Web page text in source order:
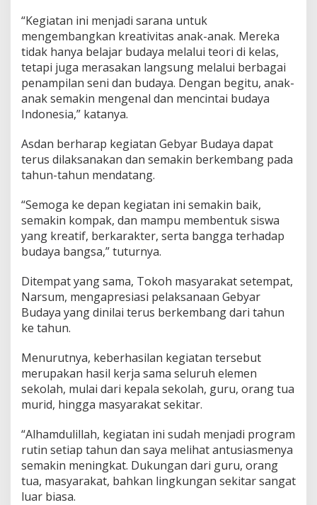
“Kegiatan ini menjadi sarana untuk
mengembangkan kreativitas anak-anak. Mereka
tidak hanya belajar budaya melalui teori di kelas,
tetapi juga merasakan langsung melalui berbagai
penampilan seni dan budaya. Dengan begitu, anak-
anak semakin mengenal dan mencintai budaya
Indonesia,” katanya.
Asdan berharap kegiatan Gebyar Budaya dapat
terus dilaksanakan dan semakin berkembang pada
tahun-tahun mendatang.
“Semoga ke depan kegiatan ini semakin baik,
semakin kompak, dan mampu membentuk siswa
yang kreatif, berkarakter, serta bangga terhadap
budaya bangsa,” tuturnya.
Ditempat yang sama, Tokoh masyarakat setempat,
Narsum, mengapresiasi pelaksanaan Gebyar
Budaya yang dinilai terus berkembang dari tahun
ke tahun.
Menurutnya, keberhasilan kegiatan tersebut
merupakan hasil kerja sama seluruh elemen
sekolah, mulai dari kepala sekolah, guru, orang tua
murid, hingga masyarakat sekitar.
“Alhamdulillah, kegiatan ini sudah menjadi program
rutin setiap tahun dan saya melihat antusiasmenya
semakin meningkat. Dukungan dari guru, orang
tua, masyarakat, bahkan lingkungan sekitar sangat
luar biasa.